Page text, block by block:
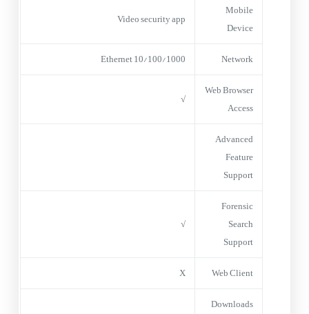
Mobile
Device
Video security app
Network
10/100/1000 Ethernet
Web Browser
Access
√
Advanced
Feature
Support
Forensic
Search
Support
√
Web Client
X
Downloads